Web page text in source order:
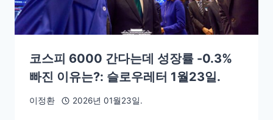
코스피 6000 간다는데 성장률 -0.3%
빠진 이유는?: 슬로우레터 1월23일.
이정환 2026년 01월23일.